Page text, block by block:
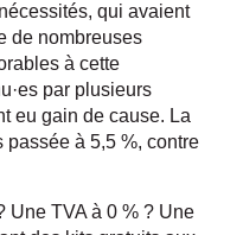
qui avaient
de nombreuses
à cette
par plusieurs
eu gain de cause. La
passée à 5,5 %, contre
Une TVA à 0 % ? Une